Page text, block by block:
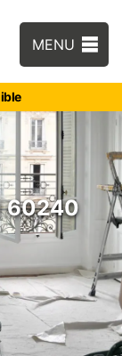
MENU
60240